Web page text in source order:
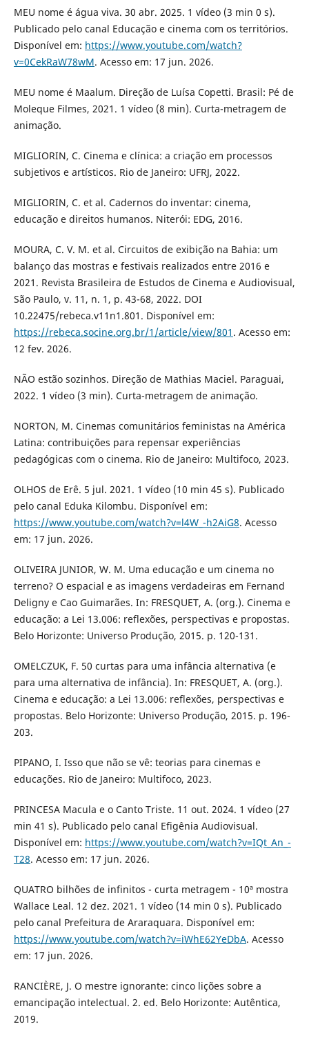
MEU nome é água viva. 30 abr. 2025. 1 vídeo (3 min 0 s).
Publicado pelo canal Educação e cinema com os territórios.
Disponível em: https://www.youtube.com/watch?
v=0CekRaW78wM. Acesso em: 17 jun. 2026.
MEU nome é Maalum. Direção de Luísa Copetti. Brasil: Pé de
Moleque Filmes, 2021. 1 vídeo (8 min). Curta-metragem de
animação.
MIGLIORIN, C. Cinema e clínica: a criação em processos
subjetivos e artísticos. Rio de Janeiro: UFRJ, 2022.
MIGLIORIN, C. et al. Cadernos do inventar: cinema,
educação e direitos humanos. Niterói: EDG, 2016.
MOURA, C. V. M. et al. Circuitos de exibição na Bahia: um
balanço das mostras e festivais realizados entre 2016 e
2021. Revista Brasileira de Estudos de Cinema e Audiovisual,
São Paulo, v. 11, n. 1, p. 43-68, 2022. DOI
10.22475/rebeca.v11n1.801. Disponível em:
https://rebeca.socine.org.br/1/article/view/801 . Acesso em:
12 fev. 2026.
NÃO estão sozinhos. Direção de Mathias Maciel. Paraguai,
2022. 1 vídeo (3 min). Curta-metragem de animação.
NORTON, M. Cinemas comunitários feministas na América
Latina: contribuições para repensar experiências
pedagógicas com o cinema. Rio de Janeiro: Multifoco, 2023.
OLHOS de Erê. 5 jul. 2021. 1 vídeo (10 min 45 s). Publicado
pelo canal Eduka Kilombu. Disponível em:
https://www.youtube.com/watch?v=l4W_-h2AiG8. Acesso
em: 17 jun. 2026.
OLIVEIRA JUNIOR, W. M. Uma educação e um cinema no
terreno? O espacial e as imagens verdadeiras em Fernand
Deligny e Cao Guimarães. In: FRESQUET, A. (org.). Cinema e
educação: a Lei 13.006: reflexões, perspectivas e propostas.
Belo Horizonte: Universo Produção, 2015. p. 120-131.
OMELCZUK, F. 50 curtas para uma infância alternativa (e
para uma alternativa de infância). In: FRESQUET, A. (org.).
Cinema e educação: a Lei 13.006: reflexões, perspectivas e
propostas. Belo Horizonte: Universo Produção, 2015. p. 196-
203.
PIPANO, I. Isso que não se vê: teorias para cinemas e
educações. Rio de Janeiro: Multifoco, 2023.
PRINCESA Macula e o Canto Triste. 11 out. 2024. 1 vídeo (27
min 41 s). Publicado pelo canal Efigênia Audiovisual.
Disponível em: https://www.youtube.com/watch?v=IQt_An_-
T28. Acesso em: 17 jun. 2026.
QUATRO bilhões de infinitos - curta metragem - 10ª mostra
Wallace Leal. 12 dez. 2021. 1 vídeo (14 min 0 s). Publicado
pelo canal Prefeitura de Araraquara. Disponível em:
https://www.youtube.com/watch?v=iWhE62YeDbA. Acesso
em: 17 jun. 2026.
RANCIÈRE, J. O mestre ignorante: cinco lições sobre a
emancipação intelectual. 2. ed. Belo Horizonte: Autêntica,
2019.